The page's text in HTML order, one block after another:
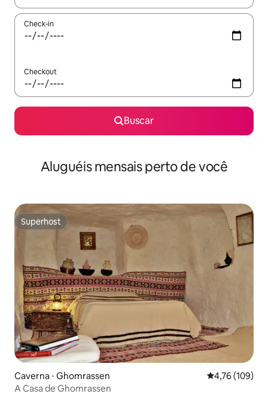
Check-in
Checkout
Buscar
Aluguéis mensais perto de você
Superhost
Superhost
Caverna ⋅ Ghomrassen 4,76 de uma
4,76 (109)
A Casa de Ghomrassen